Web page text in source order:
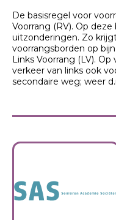
De basisregel voor
Voorrang (RV). Op
uitzonderingen. Zo
voorrangsborden op
Links Voorrang (LV).
verkeer van links ook
secondaire weg; weer